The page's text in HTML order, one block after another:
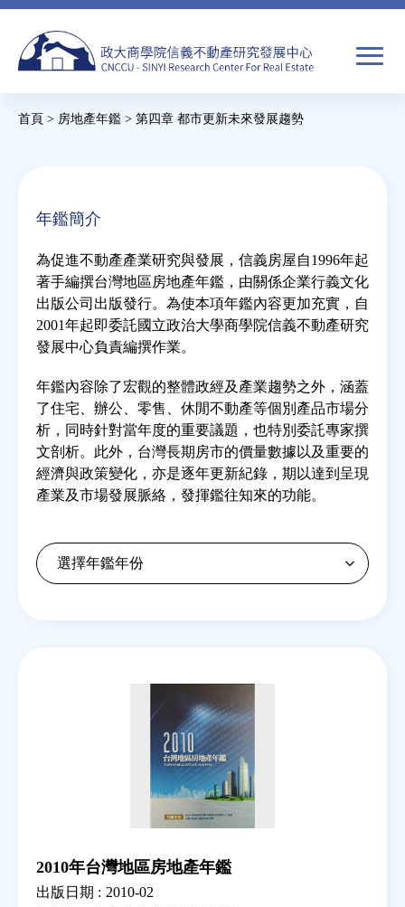
Jump
navigation
表
搜
焦點新聞
教育推廣
房市分析
研究獎勵
房地產年鑑
電子報
這
首頁 > 房地產年鑑 > 第四章 都市更新未來發展趨勢
年鑑簡介
為促進不動產產業研究與發展，信義房屋自1996年起
著手編撰台灣地區房地產年鑑，由關係企業行義文化
出版公司出版發行。為使本項年鑑內容更加充實，自
2001年起即委託國立政治大學商學院信義不動產研究
發展中心負責編撰作業。
年鑑內容除了宏觀的整體政經及產業趨勢之外，涵蓋
了住宅、辦公、零售、休閒不動產等個別產品市場分
析，同時針對當年度的重要議題，也特別委託專家撰
文剖析。此外，台灣長期房市的價量數據以及重要的
經濟與政策變化，亦是逐年更新紀錄，期以達到呈現
產業及市場發展脈絡，發揮鑑往知來的功能。
2010年台灣地區房地產年鑑
出版日期 : 2010-02